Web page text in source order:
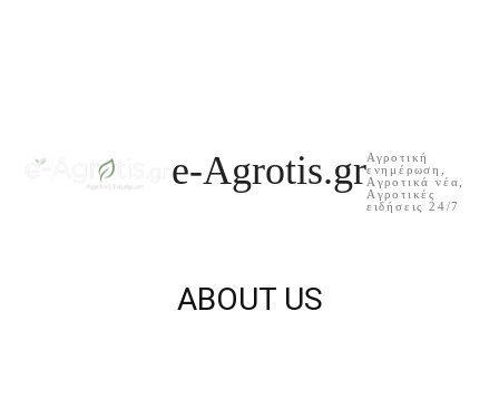
e-Agrotis.grΑγροτική
ενημέρωση,
Aγροτικά νέα,
Aγροτικές
ειδήσεις 24/7
ABOUT US